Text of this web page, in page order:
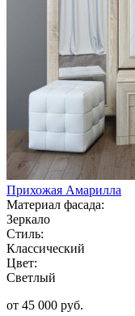
Прихожая Амарилла
Материал фасада:
Зеркало
Стиль:
Классический
Цвет:
Светлый
от 45 000 руб.